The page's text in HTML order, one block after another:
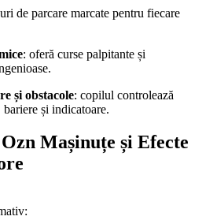
de parcare marcate pentru fiecare
: oferă curse palpitante și
și obstacole: copilul controlează
și indicatoare.
Mașinuțe și Efecte